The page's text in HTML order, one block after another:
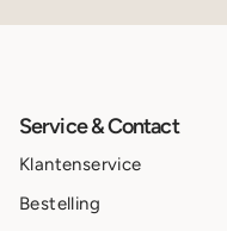
Service & Contact
Klantenservice
Bestelling